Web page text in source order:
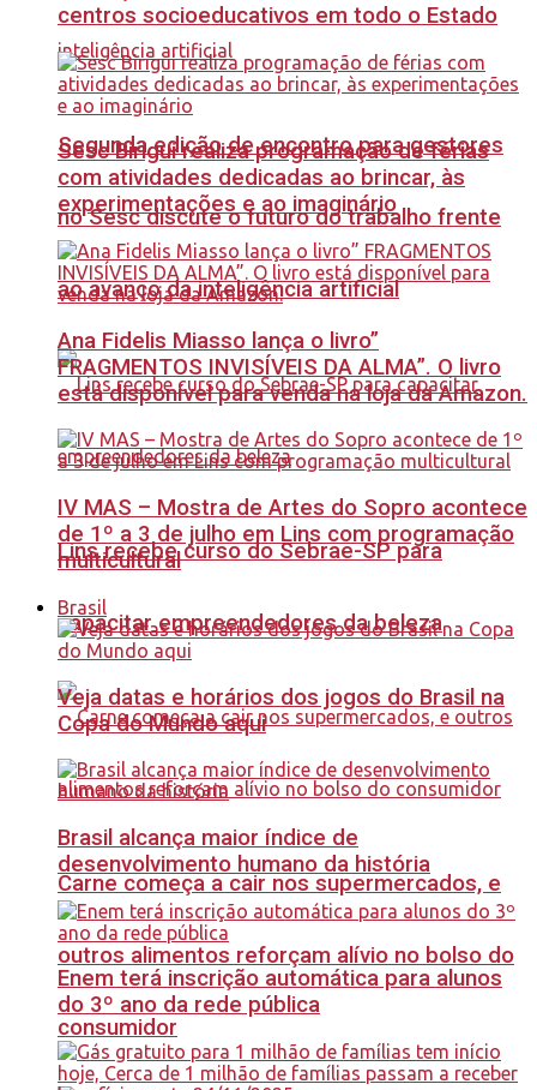
Segunda edição de encontro para gestores
no Sesc discute o futuro do trabalho frente
ao avanço da inteligência artificial
Lins recebe curso do Sebrae-SP para
capacitar empreendedores da beleza
Carne começa a cair nos supermercados, e
outros alimentos reforçam alívio no bolso do
consumidor
centros socioeducativos em todo o Estado
Sesc Birigui realiza programação de férias
com atividades dedicadas ao brincar, às
experimentações e ao imaginário
Ana Fidelis Miasso lança o livro”
FRAGMENTOS INVISÍVEIS DA ALMA”. O livro
está disponível para venda na loja da Amazon.
IV MAS – Mostra de Artes do Sopro acontece
de 1º a 3 de julho em Lins com programação
multicultural
Brasil
Veja datas e horários dos jogos do Brasil na
Copa do Mundo aqui
Brasil alcança maior índice de
desenvolvimento humano da história
Enem terá inscrição automática para alunos
do 3º ano da rede pública